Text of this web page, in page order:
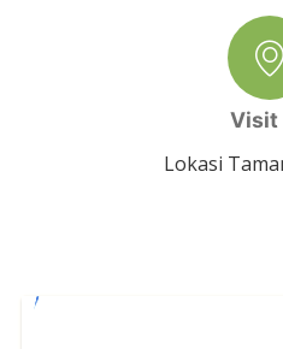
Visit
Lokasi